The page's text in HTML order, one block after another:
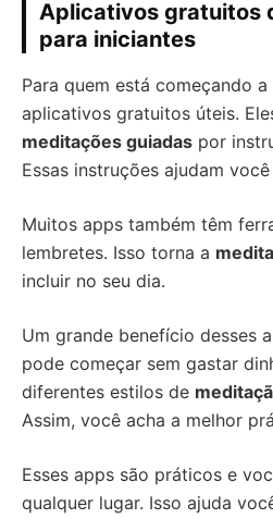
Aplicativos gratuitos
para iniciantes
Para quem está começando
aplicativos gratuitos úteis.
meditações guiadas por
Essas instruções ajudam
Muitos apps também têm
lembretes. Isso torna a
incluir no seu dia.
Um grande benefício desses
pode começar sem gastar
diferentes estilos de
Assim, você acha a melhor
Esses apps são práticos e
qualquer lugar. Isso ajuda